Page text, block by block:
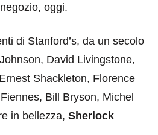
oggi.
di Stanford’s, da un secolo
David Livingstone,
Shackleton, Florence
Bill Bryson, Michel
in bellezza, Sherlock